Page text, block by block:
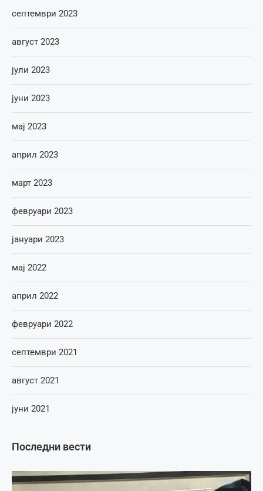
Последни вести
септември 2023
август 2023
јули 2023
јуни 2023
мај 2023
април 2023
март 2023
февруари 2023
јануари 2023
мај 2022
април 2022
февруари 2022
септември 2021
август 2021
јуни 2021